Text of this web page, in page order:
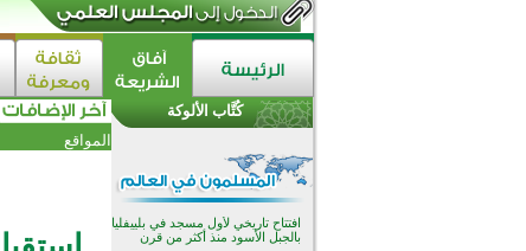
المواقع
كُتَّاب الألوكة
اختتام الدورة التاسعة لمسابقة حفظ
وتلاوة القرآن الكريم في أزناكاييف
تيسليتش تختتم برنامجا تعليميا لتعزيز
القيم وبناء الشخصية للشباب
المسلمين
اختتام منافسات قرآنية متميزة في
أكثر من 400 طالب يشاركون في
مسابقة المعلومات الإسلامية
بأستراليا
افتتاح تاريخي لأول مسجد في بلييفليا
بالجبل الأسود منذ أكثر من قرن